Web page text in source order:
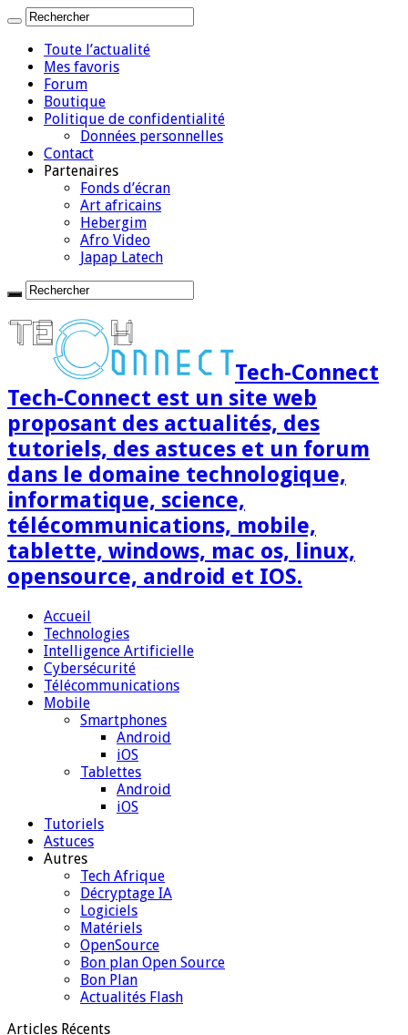
Toute l’actualité
Mes favoris
Forum
Boutique
Politique de confidentialité
Données personnelles
Contact
Partenaires
Fonds d’écran
Art africains
Hebergim
Afro Video
Japap Latech
Tech-Connect
Tech-Connect est un site web
proposant des actualités, des
tutoriels, des astuces et un forum
dans le domaine technologique,
informatique, science,
télécommunications, mobile,
tablette, windows, mac os, linux,
opensource, android et IOS.
Accueil
Technologies
Intelligence Artificielle
Cybersécurité
Télécommunications
Mobile
Smartphones
Android
iOS
Tablettes
Android
iOS
Tutoriels
Astuces
Autres
Tech Afrique
Décryptage IA
Logiciels
Matériels
OpenSource
Bon plan Open Source
Bon Plan
Actualités Flash
Articles Récents